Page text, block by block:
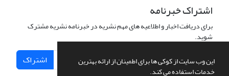
این وب سایت از کوکی ها برای اطمینان از ارائه بهترین
خدمات استفاده می کند.
اشتراک خبرنامه
برای دریافت اخبار و اطلاعیه های مهم نشریه در خبرنامه نشریه مشترک
شوید.
اشتراک